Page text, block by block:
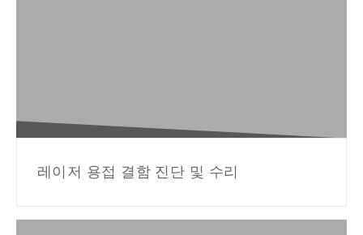
레이저 용접 결함 진단 및 수리